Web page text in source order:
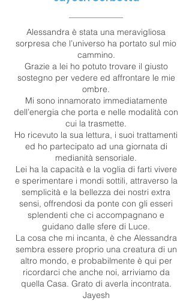
Alessandra è stata una meravigliosa
sorpresa che l’universo ha portato sul mio
cammino.
Grazie a lei ho potuto trovare il giusto
sostegno per vedere ed affrontare le mie
ombre.
Mi sono innamorato immediatamente
dell’energia che porta e nelle modalità con
cui la trasmette.
Ho ricevuto la sua lettura, i suoi trattamenti
ed ho partecipato ad una giornata di
medianità sensoriale.
Lei ha la capacità e la voglia di farti vivere
e sperimentare i mondi sottili, attraverso la
semplicità e la bellezza dei nostri extra
sensi, offrendosi da ponte con gli esseri
splendenti che ci accompagnano e
guidano dalle sfere di Luce.
La cosa che mi incanta, è che Alessandra
sembra essere proprio una creatura di un
altro mondo, e probabilmente è qui per
ricordarci che anche noi, arriviamo da
quella Casa. Grato di averla incontrata.
Jayesh